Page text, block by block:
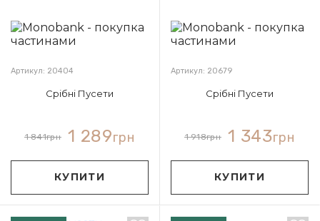
Артикул: 20404
Срібні Пусети
1 841грн 1 289грн
КУПИТИ
Артикул: 20679
Срібні Пусети
1 918грн 1 343грн
КУПИТИ